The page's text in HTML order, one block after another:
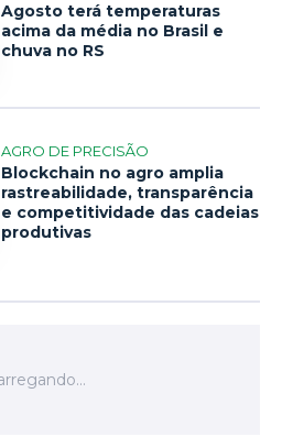
Agosto terá temperaturas
acima da média no Brasil e
chuva no RS
AGRO DE PRECISÃO
Blockchain no agro amplia
rastreabilidade, transparência
e competitividade das cadeias
produtivas